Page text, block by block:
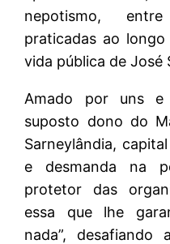
nepotismo,
praticadas ao
vida pública de José
Amado por uns
suposto dono do
Sarneylândia,
e desmanda na
protetor das
essa que lhe
nada”,